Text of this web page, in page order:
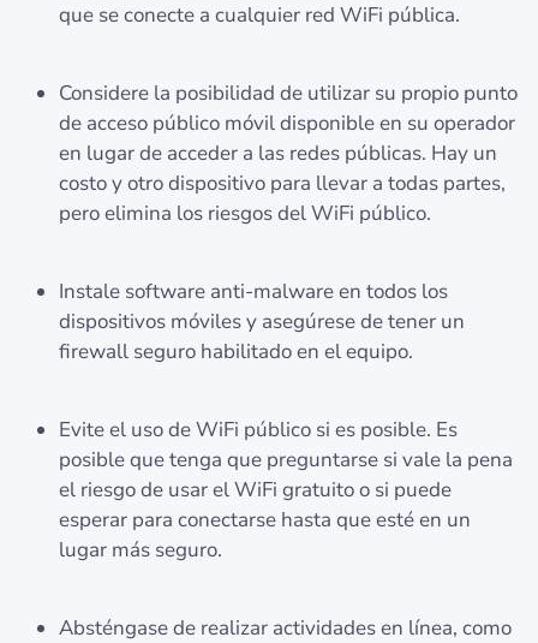
que se conecte a cualquier red WiFi pública.
Considere la posibilidad de utilizar su propio punto
de acceso público móvil disponible en su operador
en lugar de acceder a las redes públicas. Hay un
costo y otro dispositivo para llevar a todas partes,
pero elimina los riesgos del WiFi público.
Instale software anti-malware en todos los
dispositivos móviles y asegúrese de tener un
firewall seguro habilitado en el equipo.
Evite el uso de WiFi público si es posible. Es
posible que tenga que preguntarse si vale la pena
el riesgo de usar el WiFi gratuito o si puede
esperar para conectarse hasta que esté en un
lugar más seguro.
Absténgase de realizar actividades en línea, como